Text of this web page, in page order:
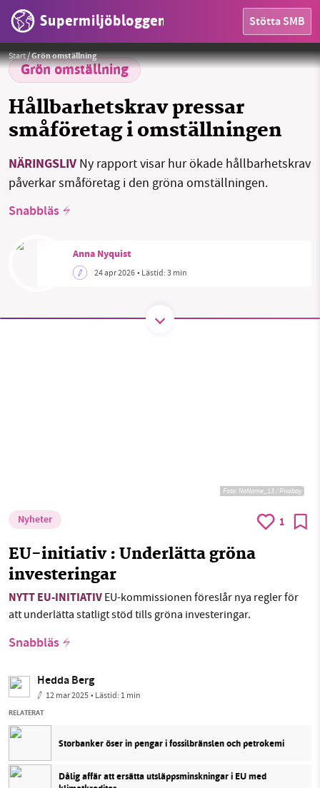
Supermiljöbloggen Stötta SMB
HEM
OMRÅDEN
OM OSS
Start/Grön omställning
Grön omställning
Hållbarhetskrav pressar
småföretag i omställningen
NÄRINGSLIV Ny rapport visar hur ökade hållbarhetskrav
påverkar småföretag i den gröna omställningen.
Snabbläs
Anna Nyquist
24 apr 2026• Lästid:3 min
Janno Nivergall / Pixabay
Foto:NoName_13 / Pixabay
Nyheter 1
EU-initiativ : Underlätta gröna
investeringar
NYTT EU-INITIATIV EU-kommissionen föreslår nya regler för
att underlätta statligt stöd tills gröna investeringar.
Snabbläs
Hedda Berg
12 mar 2025• Lästid: 1 min
RELATERAT
Storbanker öser in pengar i fossilbränslen och petrokemi
Dålig affär att ersätta utsläppsminskningar i EU med
SMB kämpar för en hållbar framtid. Sedan
starten 2010 har vår ideella redaktion drivit
utveckla vårt arbete – och vi hoppas att du
vill hjälpa oss.